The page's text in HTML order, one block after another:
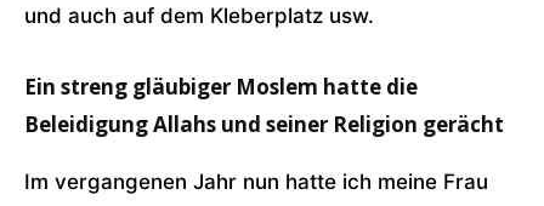
und auch auf dem Kleberplatz usw.
Ein streng gläubiger Moslem hatte die
Beleidigung Allahs und seiner Religion gerächt
Im vergangenen Jahr nun hatte ich meine Frau